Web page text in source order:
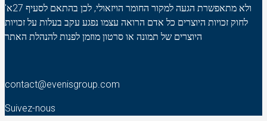
ולא מתאפשרת הגעה למקור החומר הויזאולי, לכן בהתאם לסעיף 27א'
לחוק זכויות היוצרים כל אדם הרואה עצמו נפגע עקב בעלות על זכויות
היוצרים של תמונה או סרטון מוזמן לפנות להנהלת האתר
contact@evenisgroup.com
Suivez-nous